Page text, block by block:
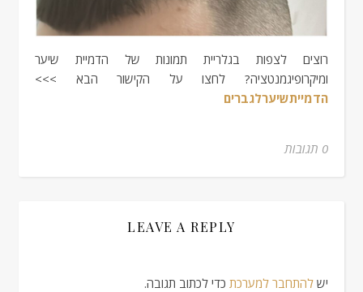
רוצים לצפות בגלריית תמונות של הדמיית שיער
ומיקרופיגמנטציה? לחצו על הקישור הבא >>>
הדמייתשיערלגברים
0 תגובות
LEAVE A REPLY
יש להתחבר למערכת כדי לכתוב תגובה.